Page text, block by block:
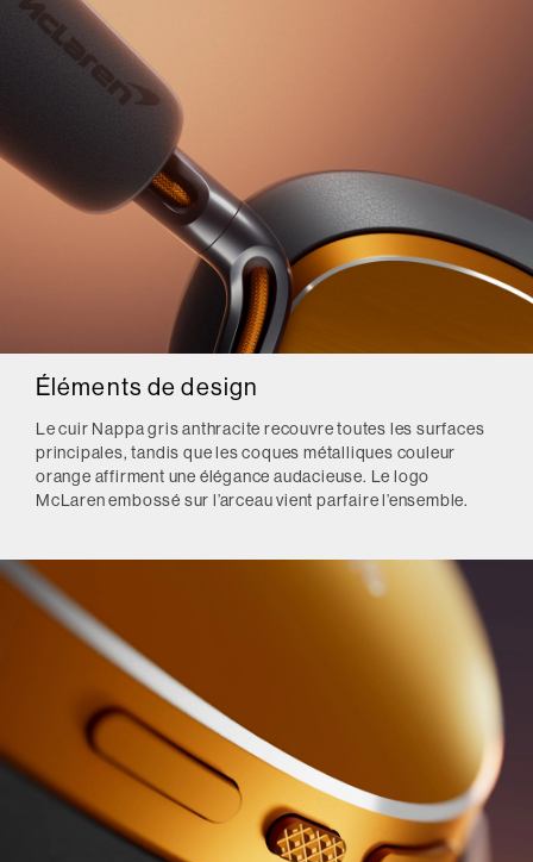
Éléments de design
Le cuir Nappa gris anthracite recouvre toutes les surfaces
principales, tandis que les coques métalliques couleur
orange affirment une élégance audacieuse. Le logo
McLaren embossé sur l’arceau vient parfaire l’ensemble.